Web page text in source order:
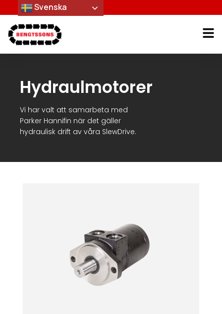
Hydraulmotorer
Vi har valt att samarbeta med
Parker Hannifin när det gäller
hydraulisk drift av våra SlewDrive.
Svenska